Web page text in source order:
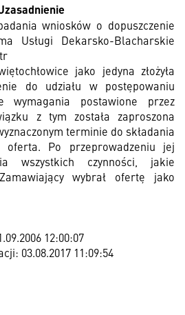
wniosków o dopuszczenie
Usługi Dekarsko-Blacharskie
jako jedyna złożyła
do udziału w postępowaniu
wymagania postawione przez
z tym została zaproszona
terminie do składania
oferta. Po przeprowadzeniu jej
wszystkich czynności, jakie
wybrał ofertę jako
12:00:07
03.08.2017 11:09:54